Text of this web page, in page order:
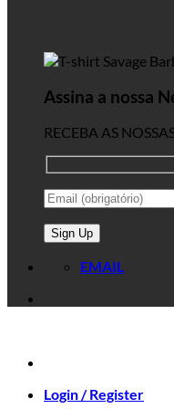
Assina a nossa
RECEBA AS
EMAIL
Login / Register